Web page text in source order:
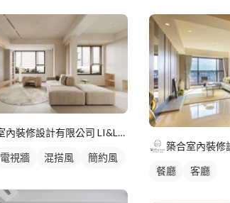
北峰室內裝修設計有限公司 LI&LI design
電視牆 混搭風 簡約風
築合室內裝修
餐廳 客廳